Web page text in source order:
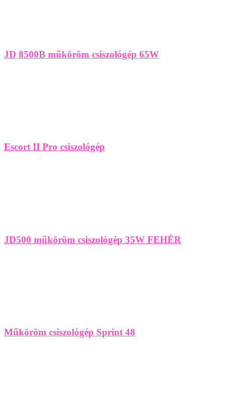
JD 8500B műköröm csiszológép 65W
Escort II Pro csiszológép
JD500 műköröm csiszológép 35W FEHÉR
Műköröm csiszológép Sprint 48